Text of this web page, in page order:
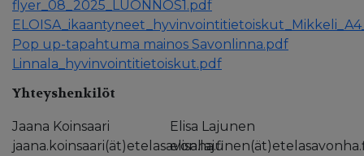
flyer_08_2025_LUONNOS1.pdf
Pop up-tapahtuma mainos Savonlinna.pdf
Linnala_hyvinvointitietoiskut.pdf
Yhteyshenkilöt
Jaana Koinsaari
jaana.koinsaari(ät)etelasavonha.fi
Elisa Lajunen